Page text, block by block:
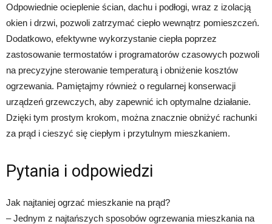
Odpowiednie ocieplenie ścian, dachu i podłogi, wraz z izolacją
okien i drzwi, pozwoli zatrzymać ciepło wewnątrz pomieszczeń.
Dodatkowo, efektywne wykorzystanie ciepła poprzez
zastosowanie termostatów i programatorów czasowych pozwoli
na precyzyjne sterowanie temperaturą i obniżenie kosztów
ogrzewania. Pamiętajmy również o regularnej konserwacji
urządzeń grzewczych, aby zapewnić ich optymalne działanie.
Dzięki tym prostym krokom, można znacznie obniżyć rachunki
za prąd i cieszyć się ciepłym i przytulnym mieszkaniem.
Pytania i odpowiedzi
Jak najtaniej ogrzać mieszkanie na prąd?
– Jednym z najtańszych sposobów ogrzewania mieszkania na